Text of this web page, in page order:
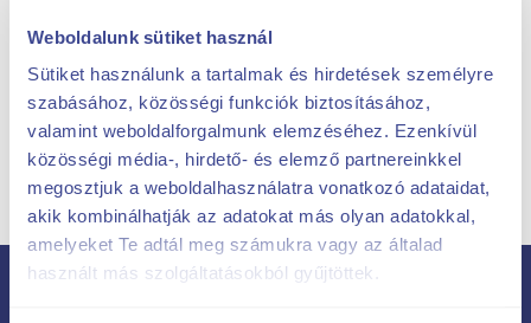
Weboldalunk sütiket használ
Sütiket használunk a tartalmak és hirdetések személyre
szabásához, közösségi funkciók biztosításához,
valamint weboldalforgalmunk elemzéséhez. Ezenkívül
közösségi média-, hirdető- és elemző partnereinkkel
megosztjuk a weboldalhasználatra vonatkozó adataidat,
akik kombinálhatják az adatokat más olyan adatokkal,
amelyeket Te adtál meg számukra vagy az általad
használt más szolgáltatásokból gyűjtöttek.
Certificarea echipamentelor
Garanție
Toate serviciile